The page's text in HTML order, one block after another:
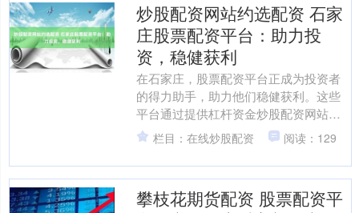
炒股配资网站约选配资 石家
庄股票配资平台：助力投
资，稳健获利
在石家庄，股票配资平台正成为投资者
的得力助手，助力他们稳健获利。这些
平台通过提供杠杆资金炒股配资网站约
选配资，放大投资者的资金规模，从而
提升投资收益。 网站实时....
栏目：在线炒股配资 阅读：129
攀枝花期货配资 股票配资平